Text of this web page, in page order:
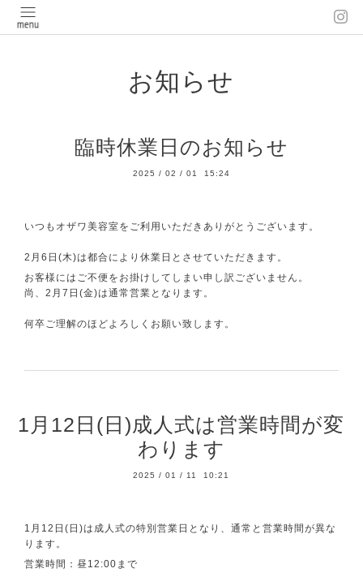
お知らせ
臨時休業日のお知らせ
2025 / 02 / 01 15:24
いつもオザワ美容室をご利用いただきありがとうございます。
2月6日(木)は都合により休業日とさせていただきます。
お客様にはご不便をお掛けしてしまい申し訳ございません。
尚、2月7日(金)は通常営業となります。
何卒ご理解のほどよろしくお願い致します。
1月12日(日)成人式は営業時間が変
わります
2025 /01 / 11 10:21
1月12日(日)は成人式の特別営業日となり、通常と営業時間が異な
ります。
営業時間：昼12:00まで